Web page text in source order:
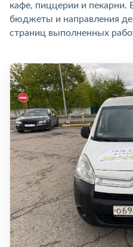
кафе, пиццерии и пекарни.
бюджеты и направления
страниц выполненных